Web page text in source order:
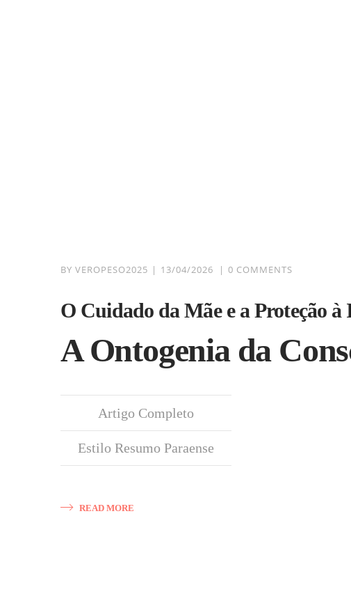
BY VEROPESO2025 13/04/2026 0 COMMENTS
O Cuidado da Mãe e a Proteção
A Ontogenia da
Artigo Completo
Estilo Resumo Paraense
READ MORE